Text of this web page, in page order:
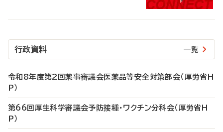
行政資料 一覧
令和8年度第2回薬事審議会医薬品等安全対策部会（厚労省H
P）
第66回厚生科学審議会予防接種・ワクチン分科会（厚労省H
P）